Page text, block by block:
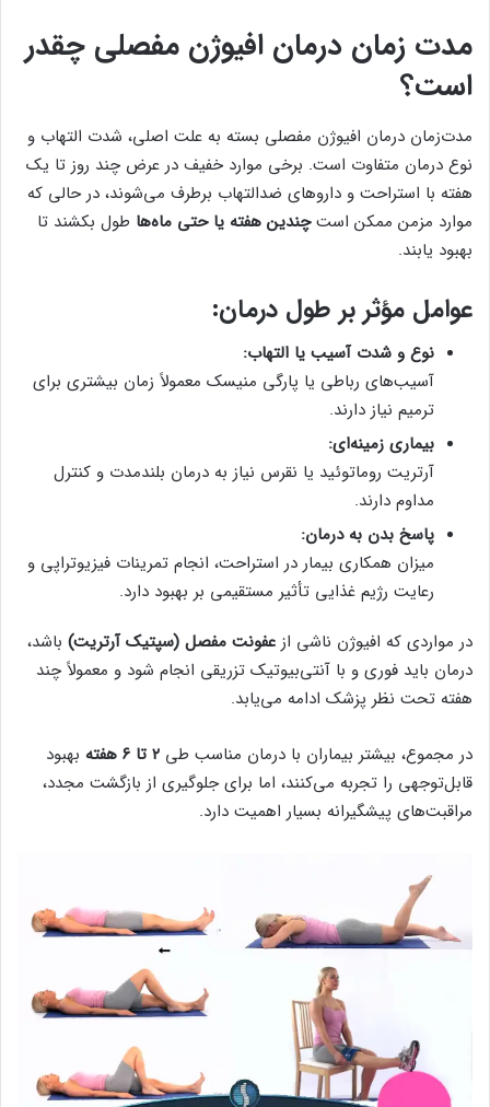
مدت زمان درمان افیوژن مفصلی چقدر
است؟
مدت‌زمان درمان افیوژن مفصلی بسته به علت اصلی، شدت التهاب و
نوع درمان متفاوت است. برخی موارد خفیف در عرض چند روز تا یک
هفته با استراحت و داروهای ضدالتهاب برطرف می‌شوند، در حالی که
موارد مزمن ممکن استچندین هفته یا حتی ماه‌ها طول بکشند تا
بهبود یابند.
عوامل مؤثر بر طول درمان:
نوع و شدت آسیب یا التهاب:
آسیب‌های رباطی یا پارگی منیسک معمولاً زمان بیشتری برای
ترمیم نیاز دارند.
بیماری زمینه‌ای:
آرتریت روماتوئید یا نقرس نیاز به درمان بلندمدت و کنترل
مداوم دارند.
پاسخ بدن به درمان:
میزان همکاری بیمار در استراحت، انجام تمرینات فیزیوتراپی و
رعایت رژیم غذایی تأثیر مستقیمی بر بهبود دارد.
در مواردی که افیوژن ناشی از عفونت مفصل (سپتیک آرتریت) باشد،
درمان باید فوری و با آنتی‌بیوتیک تزریقی انجام شود و معمولاً چند
هفته تحت نظر پزشک ادامه می‌یابد.
در مجموع، بیشتر بیماران با درمان مناسب طی ۲ تا ۶ هفته
بهبود
قابل‌توجهی را تجربه می‌کنند، اما برای جلوگیری از بازگشت مجدد،
مراقبت‌های پیشگیرانه بسیار اهمیت دارد.